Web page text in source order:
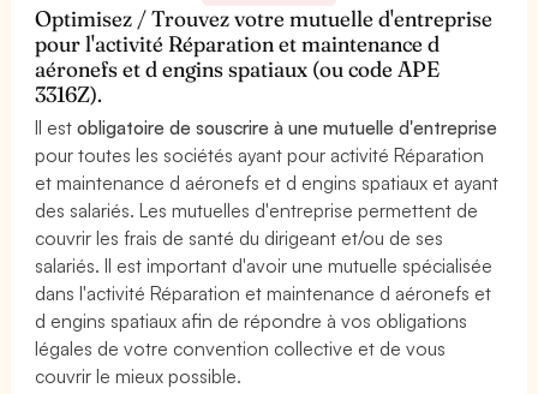
Optimisez / Trouvez votre mutuelle d'entreprise
pour l'activité Réparation et maintenance d
aéronefs et d engins spatiaux (ou code APE
3316Z).
Il estobligatoire de souscrire à une mutuelle d'entreprise
pour toutes les sociétés ayant pour activité Réparation
et maintenance d aéronefs et d engins spatiaux et ayant
des salariés. Les mutuelles d'entreprise permettent de
couvrir les frais de santé du dirigeant et/ou de ses
salariés. Il est important d'avoir une mutuelle spécialisée
dans l'activité Réparation et maintenance d aéronefs et
d engins spatiaux afin de répondre à vos obligations
légales de votre convention collective et de vous
couvrir le mieux possible.